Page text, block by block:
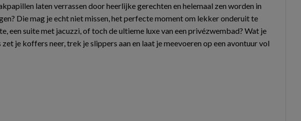
laten verrassen door heerlijke gerechten en helemaal zen worden in
Die mag je echt niet missen, het perfecte moment om lekker onderuit te
een suite met jacuzzi, of toch de ultieme luxe van een privézwembad? Wat je
je koffers neer, trek je slippers aan en laat je meevoeren op een avontuur vol